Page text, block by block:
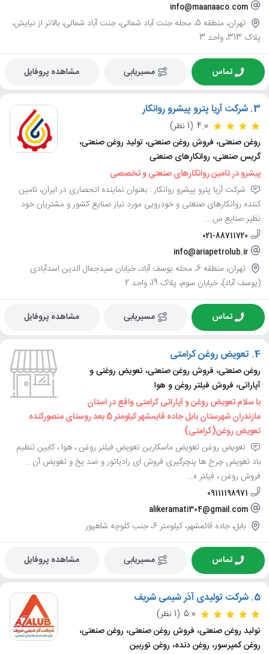
info@maanaaco.com
تهران، منطقه 5، محله جنت آباد شمالی، جنت آباد شمالی، بالاتر از نیایش،
پلاک 313، واحد 3
تماس مسیریابی مشاهده پروفایل
3. شرکت آریا پترو پیشرو روانکار
4.0 (1 نظر)
روغن صنعتی، فروش روغن صنعتی، تولید روغن صنعتی،
گریس صنعتی، روانکارهای صنعتی
پیشرو در تامین روانکارهای صنعتی و تخصصی
شرکت آریا پترو پیشرو روانکار : بعنوان نماینده انحصاری در ایران، تامین
کننده روانکارهای صنعتی و خودرویی مورد نیاز صنایع کشور و مشتریان خود
نظیر صنایع س...
021-88711720
info@ariapetrolub.ir
تهران، منطقه 6، محله یوسف آباد، خیابان سیدجمال الدین اسدآبادی
(یوسف آباد)، خیابان سوم، پلاک 19، واحد 2
تماس مسیریابی مشاهده پروفایل
4. تعویض روغن کرامتی
روغن صنعتی، فروش روغن صنعتی، تعویض روغنی و
آپاراتی، فروش فیلتر روغن و هوا
با سلام تعویض روغن و آپاراتی کرامتی واقع در استان
مازندران شهرستان بابل جاده قایمشهر کیلومتر 5 بعد روستای منصورکنده
تعویض روغن(کرامتی)
تعویض روغن تعویض ماسکارین تعویض فیلتر روغن ، هوا ، کابین تنظیم
باد تعویض چرخ ها پنچرگیری فروش ای رادیاتور و ضد یخ و تعویض آن ..
فروش روغن ، فیلتر ه...
09111198971
alikeramati304@gmail.com
بابل، جاده قائمشهر، کیلومتر 6، جنب کلوچه شاهپور
تماس مسیریابی مشاهده پروفایل
5. شرکت تولیدی آذر شیمی شریف
5.0 (1 نظر)
تولید روغن صنعتی، فروش روغن صنعتی، روغن صنعتی،
روغن کمپرسور، روغن دنده، روغن توربین